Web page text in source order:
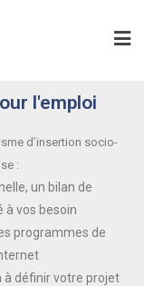
l'emploi
d’insertion socio-
:
un bilan de
à vos besoin
programmes de
à définir votre projet